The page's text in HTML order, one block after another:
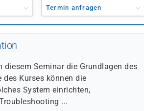
Termin anfragen
diesem Seminar die Grundlagen des
des Kurses können die
System einrichten,
...